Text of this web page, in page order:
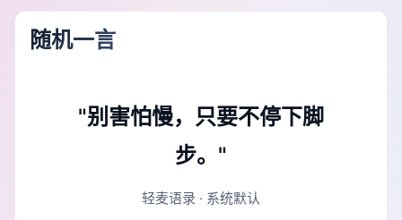
随机一言
"别害怕慢，只要不停下脚
步。"
轻麦语录 · 系统默认